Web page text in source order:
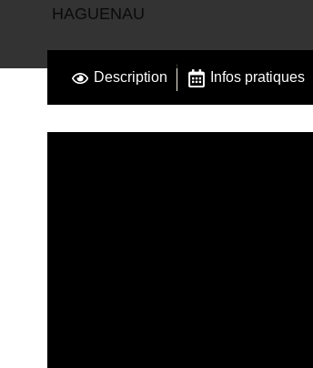
HAGUENAU
Description Infos pratiques